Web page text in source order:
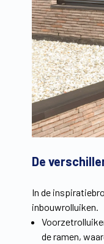
De
In de
inbouwrolluiken.
de ramen,